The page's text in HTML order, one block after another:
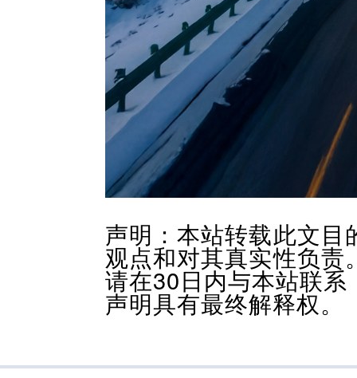
声明：本站转载此文
观点和对其真实性负
请在30日内与本站联
声明具有最终解释权。